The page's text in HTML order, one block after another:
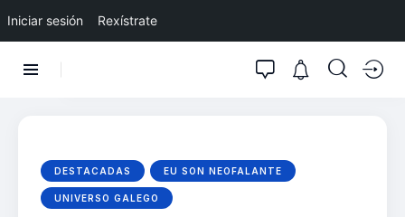
Iniciar sesión Rexístrate
DESTACADAS EU SON NEOFALANTE
UNIVERSO GALEGO